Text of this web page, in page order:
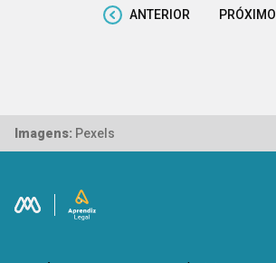
ANTERIOR PRÓXIMO
Imagens: Pexels